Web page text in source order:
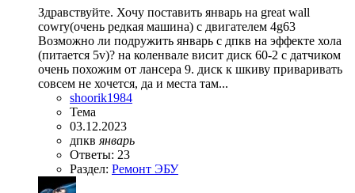
Здравствуйте. Хочу поставить январь на great wall
cowry(очень редкая машина) с двигателем 4g63
Возможно ли подружить январь с дпкв на эффекте хола
(питается 5v)? на коленвале висит диск 60-2 с датчиком
очень похожим от лансера 9. диск к шкиву приваривать
совсем не хочется, да и места там...
shoorik1984
Тема
03.12.2023
дпкв январь
Ответы: 23
Раздел: Ремонт ЭБУ